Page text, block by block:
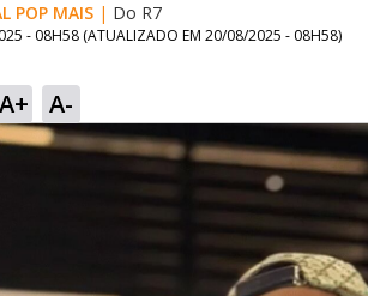
POP MAIS | Do R7
- 08H58 (ATUALIZADO EM 20/08/2025 - 08H58)
A+ A-